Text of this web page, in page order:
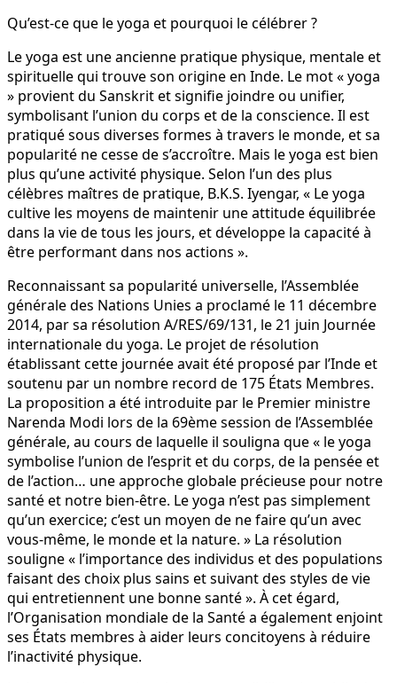
Qu’est-ce que le yoga et pourquoi le célébrer ?
Le yoga est une ancienne pratique physique, mentale et
spirituelle qui trouve son origine en Inde. Le mot « yoga
» provient du Sanskrit et signifie joindre ou unifier,
symbolisant l’union du corps et de la conscience. Il est
pratiqué sous diverses formes à travers le monde, et sa
popularité ne cesse de s’accroître. Mais le yoga est bien
plus qu’une activité physique. Selon l’un des plus
célèbres maîtres de pratique, B.K.S. Iyengar, « Le yoga
cultive les moyens de maintenir une attitude équilibrée
dans la vie de tous les jours, et développe la capacité à
être performant dans nos actions ».
Reconnaissant sa popularité universelle, l’Assemblée
générale des Nations Unies a proclamé le 11 décembre
2014, par sa résolution A/RES/69/131, le 21 juin Journée
internationale du yoga. Le projet de résolution
établissant cette journée avait été proposé par l’Inde et
soutenu par un nombre record de 175 États Membres.
La proposition a été introduite par le Premier ministre
Narenda Modi lors de la 69ème session de l’Assemblée
générale, au cours de laquelle il souligna que « le yoga
symbolise l’union de l’esprit et du corps, de la pensée et
de l’action… une approche globale précieuse pour notre
santé et notre bien-être. Le yoga n’est pas simplement
qu’un exercice; c’est un moyen de ne faire qu’un avec
vous-même, le monde et la nature. » La résolution
souligne « l’importance des individus et des populations
faisant des choix plus sains et suivant des styles de vie
qui entretiennent une bonne santé ». À cet égard,
l’Organisation mondiale de la Santé a également enjoint
ses États membres à aider leurs concitoyens à réduire
l’inactivité physique.